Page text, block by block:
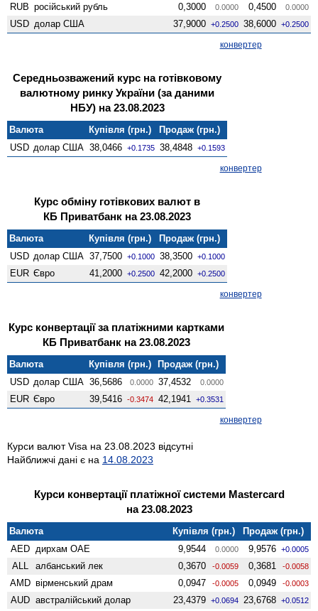
RUB російський рубль 0,3000 0.0000 0,4500 0.0000
USD долар США 37,9000 +0.2500 38,6000 +0.2500
конвертер
Середньозважений курс на готівковому
валютному ринку України (за даними
НБУ) на 23.08.2023
Валюта Купівля (грн.)
Продаж (грн.)
USD долар США 38,0466 +0.1735 38,4848 +0.1593
конвертер
Курс обміну готівкових валют в
КБ Приватбанк на 23.08.2023
Валюта Купівля (грн.)
Продаж (грн.)
USD долар США 37,7500 +0.1000 38,3500 +0.1000
EUR Євро 41,2000 +0.2500 42,2000 +0.2500
конвертер
Курс конвертації за платіжними картками
КБ Приватбанк на 23.08.2023
Валюта Купівля (грн.)
Продаж (грн.)
USD долар США 36,5686 0.0000 37,4532 0.0000
EUR Євро 39,5416 -0.3474 42,1941 +0.3531
конвертер
Курси валют Visa на 23.08.2023 відсутні
Найближчі дані є на 14.08.2023
Курси конвертації платіжної системи Mastercard
на 23.08.2023
Валюта Купівля (грн.)
Продаж (грн.)
AED дирхам ОАЕ 9,9544 0.0000 9,9576 +0.0005
ALL албанський лек 0,3670 -0.0059 0,3681 -0.0058
AMD вiрменський драм 0,0947 -0.0005 0,0949 -0.0003
AUD австралійський долар 23,4379 +0.0694 23,6768 +0.0512